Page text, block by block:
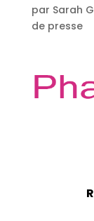
par Sarah
de presse